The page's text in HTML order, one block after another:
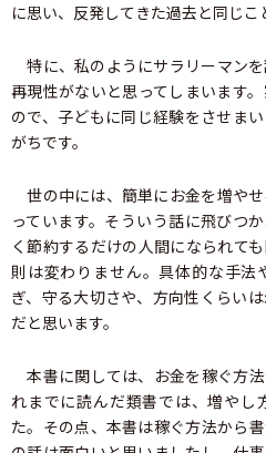
に思い、反発してきた過去と同じこ
特に、私のようにサラリーマン
再現性がないと思ってしまいます
ので、子どもに同じ経験をさせま
がちです。
世の中には、簡単にお金を増や
っています。そういう話に飛びつ
く節約するだけの人間になられて
則は変わりません。具体的な手法
ぎ、守る大切さや、方向性くらい
だと思います。
本書に関しては、お金を稼ぐ方
れまでに読んだ類書では、増やし
た。その点、本書は稼ぐ方法から